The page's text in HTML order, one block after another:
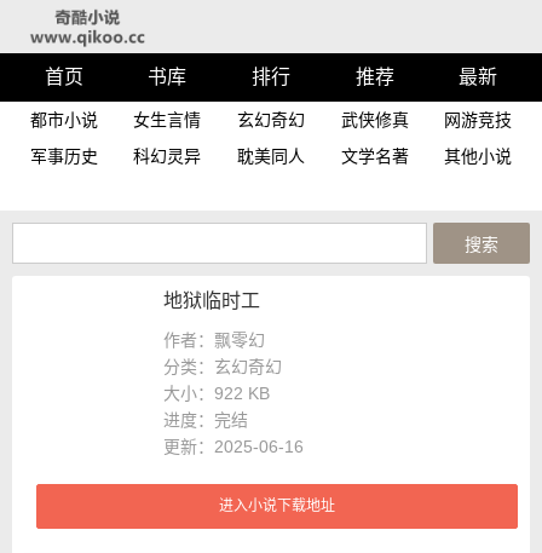
首页 书库 排行 推荐 最新
都市小说 女生言情 玄幻奇幻 武侠修真
网游竞技
军事历史
科幻灵异 耽美同人 文学名著 其他小说
地狱临时工
作者：飘零幻
分类：玄幻奇幻
大小： 922 KB
进度： 完结
更新：2025-06-16
进入小说下载地址